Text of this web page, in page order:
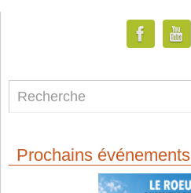
Prochains événements